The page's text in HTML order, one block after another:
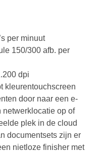
per minuut
150/300 afb. per
dpi
kleurentouchscreen
door naar een e-
netwerklocatie op of
plek in de cloud
documentsets zijn er
nietloze finisher met